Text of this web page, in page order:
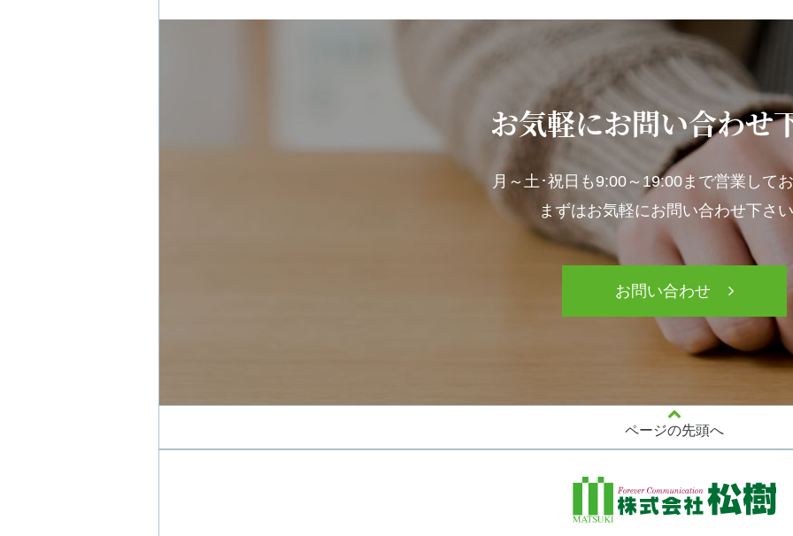
お気軽にお問い合わせ
月～土･祝日も 9:00～19:00まで営業して
まずはお気軽にお問い合わせ下さ
お問い合わせ
ページの先頭へ